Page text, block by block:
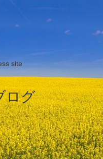
site
ログ